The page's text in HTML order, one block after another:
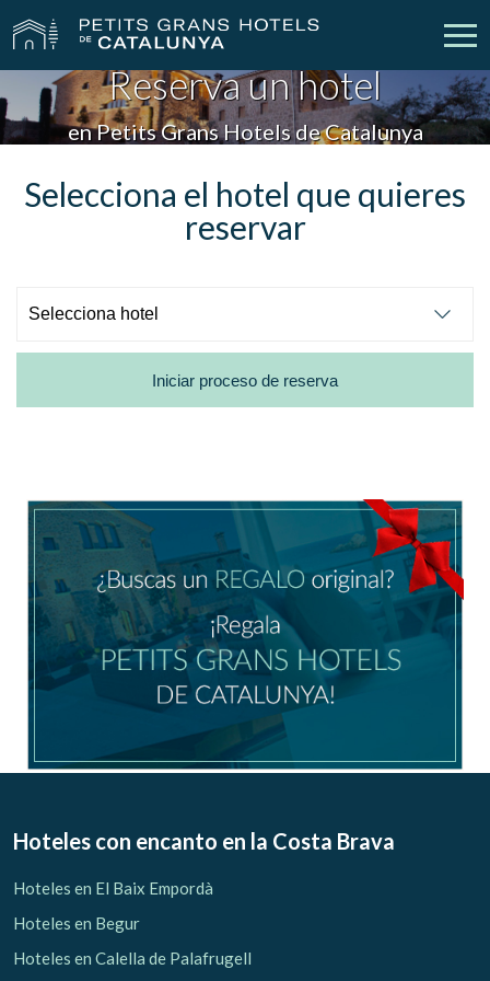
Nuestros Hoteles Escapadas
Bodas Empresas
Cheques Regalo Descubre Catalunya
Ubicación/nombre del hotel
CA ES EN
Reserva un hotel
en Petits Grans Hotels de Catalunya
Selecciona el hotel que quieres
reservar
Iniciar proceso de reserva
Hoteles con encanto en la Costa Brava
Hoteles en El Baix Empordà
Hoteles en Begur
Hoteles en Calella de Palafrugell
Modificar cookies
Si continua navegando, supone la aceptación de la
de configurar su navegador pudiendo, si así lo desea,
deberá tener en cuenta que dicha acción podrá ocasionar